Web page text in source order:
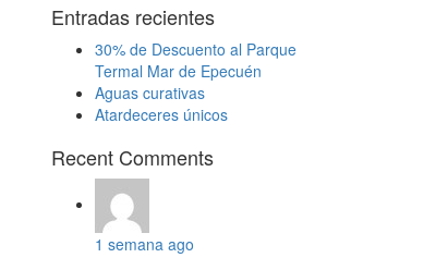
Entradas recientes
30% de Descuento al Parque
Termal Mar de Epecuén
Aguas curativas
Atardeceres únicos
Recent Comments
1 semana ago